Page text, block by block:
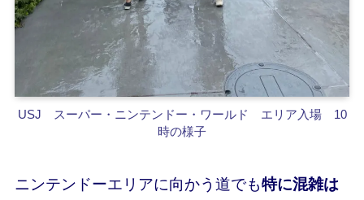
USJ スーパー・ニンテンドー・ワールド エリア入場 10
時の様子
ニンテンドーエリアに向かう道でも特に混雑は